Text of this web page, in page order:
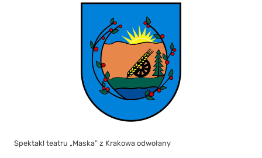
Spektakl teatru „Maska” z Krakowa odwołany